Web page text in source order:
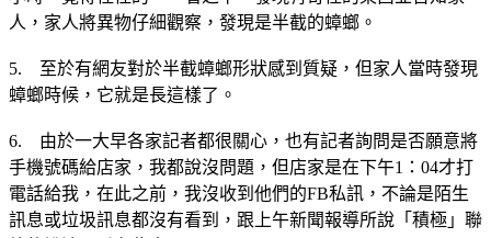
人，家人將異物仔細觀察，發現是半截的蟑螂。
5.　至於有網友對於半截蟑螂形狀感到質疑，但家人當時發現
蟑螂時候，它就是長這樣了。
6.　由於一大早各家記者都很關心，也有記者詢問是否願意將
手機號碼給店家，我都說沒問題，但店家是在下午1：04才打
電話給我，在此之前，我沒收到他們的FB私訊，不論是陌生
訊息或垃圾訊息都沒有看到，跟上午新聞報導所說「積極」聯